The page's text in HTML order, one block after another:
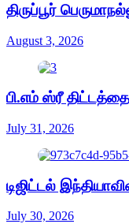
திருப்பூர்
August 3, 2026
பி.எம் ஸ்ரீ
July 31, 2026
டிஜிட்டல்
July 30, 2026